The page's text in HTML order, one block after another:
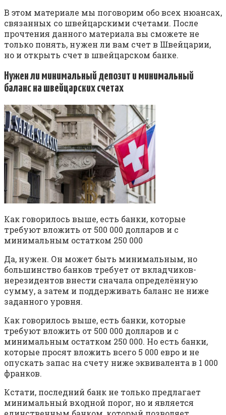
В этом материале мы поговорим обо всех нюансах,
связанных со швейцарскими счетами. После
прочтения данного материала вы сможете не
только понять, нужен ли вам счет в Швейцарии,
но и открыть счет в швейцарском банке.
Нужен ли минимальный депозит и минимальный
баланс на швейцарских счетах
Как говорилось выше, есть банки, которые
требуют вложить от 500 000 долларов и с
минимальным остатком 250 000
Да, нужен. Он может быть минимальным, но
большинство банков требует от вкладчиков-
нерезидентов внести сначала определённую
сумму, а затем и поддерживать баланс не ниже
заданного уровня.
Как говорилось выше, есть банки, которые
требуют вложить от 500 000 долларов и с
минимальным остатком 250 000. Но есть банки,
которые просят вложить всего 5 000 евро и не
опускать запас на счету ниже эквивалента в 1 000
франков.
Кстати, последний банк не только предлагает
минимальный входной порог, но и является